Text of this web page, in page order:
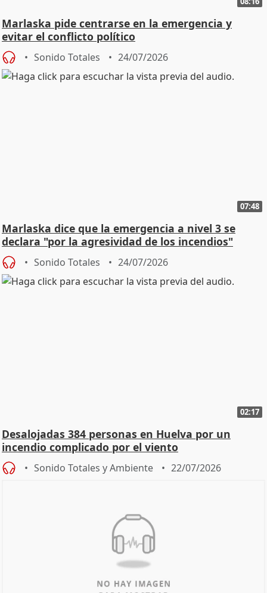
Marlaska pide centrarse en la emergencia y
evitar el conflicto político
Sonido Totales 24/07/2026
07:48
Marlaska dice que la emergencia a nivel 3 se
declara "por la agresividad de los incendios"
Sonido Totales 24/07/2026
02:17
Desalojadas 384 personas en Huelva por un
incendio complicado por el viento
Sonido Totales y Ambiente 22/07/2026